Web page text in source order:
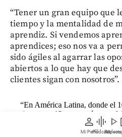
person
Mi Perfil
graphic_eq
Pódcast
play_arrow
Videos
“Tener un gran equipo que
tiempo y la mentalidad de
aprendiz. Si vendemos
aprendices; eso nos va a
sido ágiles al agarrar las
abiertos a lo que hay que
clientes sigan con nosotros”.
“En América Latina, donde el
ricas gana 12 veces más que el
pobres, la desigualdad se da